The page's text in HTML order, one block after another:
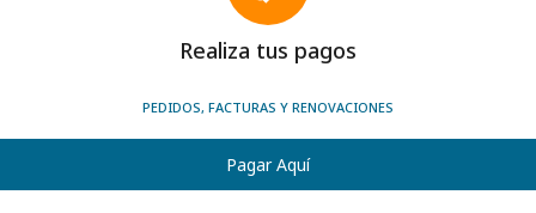
Realiza tus pagos
PEDIDOS, FACTURAS Y RENOVACIONES
Pagar Aquí